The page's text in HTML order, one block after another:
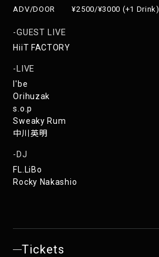
ADV/DOOR
¥2500/¥3000 (+1 Drink)
GUEST LIVE
HiiT FACTORY
LIVE
I'be
Orihuzak
s.o.p
Sweaky Rum
中川英明
DJ
FL.LiBo
Rocky Nakashio
Tickets